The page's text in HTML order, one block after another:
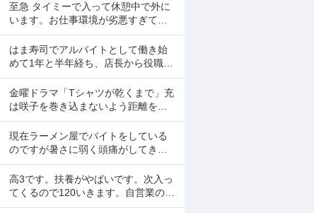
至急 タイミーで入って休憩中で外に
います。お仕事環境が劣悪すぎて戻
りたくないです。 体調も悪いし早退
したいです。 電話したのですが通話
中で一生繋がらなくて...
はま寿司でアルバイトとして働き始
めて1年と半年経ち、店長から役職に
あげると言われ、研修の日時が決ま
ったらまた伝えると言われて1ヶ月が
経ちました。 自分は心...
金曜ドラマ「Tシャツが乾くまで」充
は咲子を巻き込まないよう距離を置
いたように見えますが、だとしたら
どんなケースが考えられますか？ ①
大恩人を一人で養わな...
現在ラーメン屋でバイトをしている
のですが暑さに弱く頭痛がしてきて
しまいます。 とは言えシフトを短時
間にしてしまうとあまり稼げないの
でバイトを変えたいと思っ...
高3です。扶養がやばいです。次入っ
てくるので120いきます。自営業の手
渡しで扶養関係ないバイト紹介して